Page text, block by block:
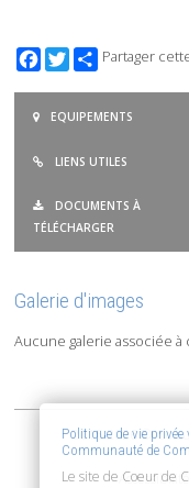
Facebook
TwitterPartager
EQUIPEMENTS
LIENS UTILES
DOCUMENTS À
TÉLÉCHARGER
Galerie d'images
Aucune galerie associée
2015-2026 ©
Politique de vie
Communauté de
Le site de Coeur de